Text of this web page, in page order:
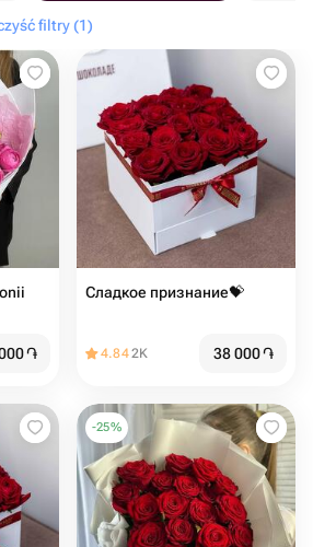
filtry (1)
֏
Сладкое признание💝
4.842K 38 000֏
-25%